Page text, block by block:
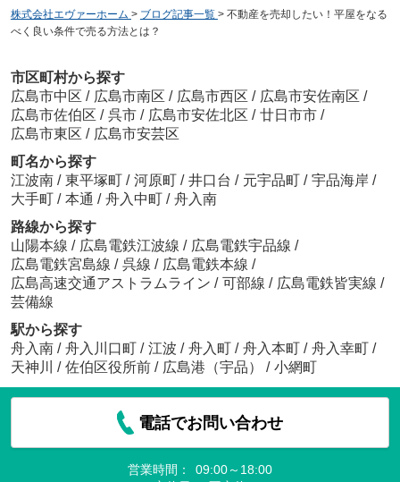
株式会社エヴァーホーム > ブログ記事一覧 > 不動産を売却したい！平屋をなる
べく良い条件で売る方法とは？
市区町村から探す
広島市中区 / 広島市南区 / 広島市西区 / 広島市安佐南区 /
広島市佐伯区 / 呉市 / 広島市安佐北区 / 廿日市市 /
広島市東区 / 広島市安芸区
町名から探す
江波南 / 東平塚町 / 河原町 / 井口台 / 元宇品町 / 宇品海岸 /
大手町 / 本通 / 舟入中町 / 舟入南
路線から探す
山陽本線 / 広島電鉄江波線 / 広島電鉄宇品線 /
広島電鉄宮島線 / 呉線 / 広島電鉄本線 /
広島高速交通アストラムライン / 可部線 / 広島電鉄皆実線 /
芸備線
駅から探す
舟入南 / 舟入川口町 / 江波 / 舟入町 / 舟入本町 / 舟入幸町 /
天神川
/ 佐伯区役所前 / 広島港（宇品） / 小網町
電話でお問い合わせ
営業時間：
09:00～18:00